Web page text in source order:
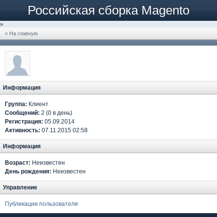
Российская сборка Magento
»
« На главную
Информация
Группа: Клиент
Сообщений: 2 (0 в день)
Регистрация: 05.09.2014
Активность: 07.11.2015 02:58
Информация
Возраст: Неизвестен
День рождения: Неизвестен
Управление
Публикации пользователя